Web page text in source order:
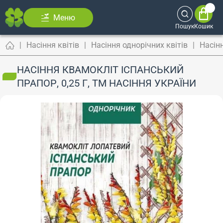
Меню
ПошукКошик
Насіння квітів Насіння однорічних квітів
НАСІННЯ КВАМОКЛІТ ІСПАНСЬКИЙ
ПРАПОР, 0,25 Г, ТМ НАСІННЯ УКРАЇНИ